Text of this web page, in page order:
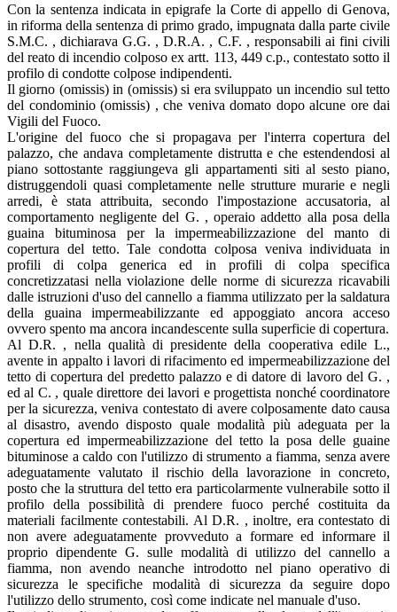
Con la sentenza indicata in epigrafe la Corte di appello di Genova,
in riforma della sentenza di primo grado, impugnata dalla parte civile
S.M.C. , dichiarava G.G. , D.R.A. , C.F. , responsabili ai fini civili
del reato di incendio colposo ex artt. 113, 449 c.p., contestato sotto il
profilo di condotte colpose indipendenti.
Il giorno (omissis) in (omissis) si era sviluppato un incendio sul tetto
del condominio (omissis) , che veniva domato dopo alcune ore dai
Vigili del Fuoco.
L'origine del fuoco che si propagava per l'interra copertura del
palazzo, che andava completamente distrutta e che estendendosi al
piano sottostante raggiungeva gli appartamenti siti al sesto piano,
distruggendoli quasi completamente nelle strutture murarie e negli
arredi, è stata attribuita, secondo l'impostazione accusatoria, al
comportamento negligente del G. , operaio addetto alla posa della
guaina bituminosa per la impermeabilizzazione del manto di
copertura del tetto. Tale condotta colposa veniva individuata in
profili di colpa generica ed in profili di colpa specifica
concretizzatasi nella violazione delle norme di sicurezza ricavabili
dalle istruzioni d'uso del cannello a fiamma utilizzato per la saldatura
della guaina impermeabilizzante ed appoggiato ancora acceso
ovvero spento ma ancora incandescente sulla superficie di copertura.
Al D.R. , nella qualità di presidente della cooperativa edile L.,
avente in appalto i lavori di rifacimento ed impermeabilizzazione del
tetto di copertura del predetto palazzo e di datore di lavoro del G. ,
ed al C. , quale direttore dei lavori e progettista nonché coordinatore
per la sicurezza, veniva contestato di avere colposamente dato causa
al disastro, avendo disposto quale modalità più adeguata per la
copertura ed impermeabilizzazione del tetto la posa delle guaine
bituminose a caldo con l'utilizzo di strumento a fiamma, senza avere
adeguatamente valutato il rischio della lavorazione in concreto,
posto che la struttura del tetto era particolarmente vulnerabile sotto il
profilo della possibilità di prendere fuoco perché costituita da
materiali facilmente contestabili. Al D.R. , inoltre, era contestato di
non avere adeguatamente provveduto a formare ed informare il
proprio dipendente G. sulle modalità di utilizzo del cannello a
fiamma, non avendo neanche introdotto nel piano operativo di
sicurezza le specifiche modalità di sicurezza da seguire dopo
l'utilizzo dello strumento, così come indicate nel manuale d'uso.